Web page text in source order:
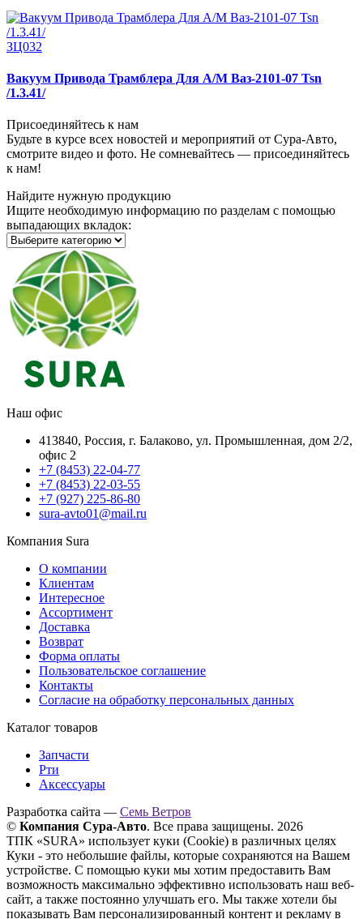
ЗЦ032
Вакуум Привода Трамблера Для А/М Ваз-2101-07 Tsn
/1.3.41/
Присоединяйтесь к нам
Будьте в курсе всех новостей и мероприятий от Сура-Авто,
смотрите видео и фото. Не сомневайтесь — присоединяйтесь
к нам!
Найдите нужную продукцию
Ищите необходимую информацию по разделам с помощью
выпадающих вкладок:
Наш офис
413840, Россия, г. Балаково, ул. Промышленная, дом 2/2,
офис 2
+7 (8453) 22-04-77
+7 (8453) 22-03-55
+7 (927) 225-86-80
sura-avto01@mail.ru
Компания Sura
О компании
Клиентам
Интересное
Ассортимент
Доставка
Возврат
Форма оплаты
Пользовательское соглашение
Контакты
Согласие на обработку персональных данных
Каталог товаров
Запчасти
Рти
Аксессуары
Разработка сайта — Семь Ветров
© Компания Сура-Авто. Все права защищены. 2026
ТПК «SURA» использует куки (Cookie) в различных целях
Куки - это небольшие файлы, которые сохраняются на Вашем
устройстве. С помощью куки мы хотим предоставить Вам
возможность максимально эффективно использовать наш веб-
сайт, а также постоянно улучшать его. Мы также хотели бы
показывать Вам персонализированный контент и рекламу в